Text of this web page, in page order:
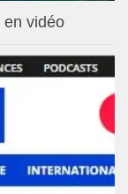
en vidéo